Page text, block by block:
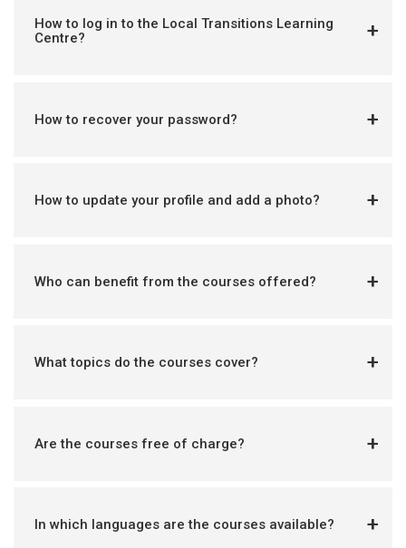
How to log in to the Local Transitions Learning
Centre?
How to recover your password?
How to update your profile and add a photo?
Who can benefit from the courses offered?
What topics do the courses cover?
Are the courses free of charge?
In which languages are the courses available?